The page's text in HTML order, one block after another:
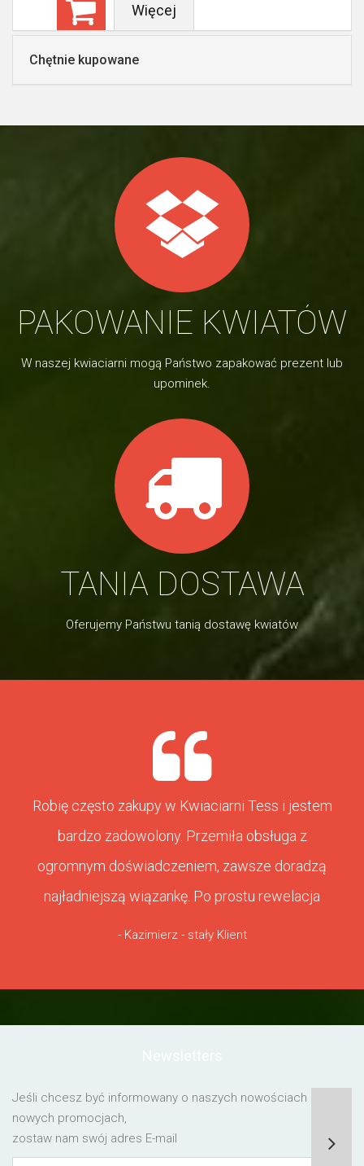
Więcej
Chętnie kupowane
PAKOWANIE KWIATÓW
W naszej kwiaciarni mogą Państwo zapakować prezent lub
upominek.
TANIA DOSTAWA
Oferujemy Państwu tanią dostawę kwiatów
Robię często zakupy w Kwiaciarni Tess i jestem
bardzo zadowolony. Przemiła obsługa z
ogromnym doświadczeniem, zawsze doradzą
najładniejszą wiązankę. Po prostu rewelacja
- Kazimierz - stały Klient
Jeśli chcesz być informowany o naszych nowościach lub o
nowych promocjach,
zostaw nam swój adres E-mail